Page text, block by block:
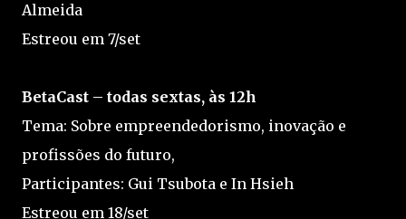
Almeida
Estreou em 7/set
BetaCast – todas sextas, às 12h
Tema: Sobre empreendedorismo, inovação e
profissões do futuro,
Participantes: Gui Tsubota e In Hsieh
Estreou em 18/set